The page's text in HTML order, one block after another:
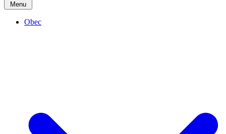
Menu
Obec